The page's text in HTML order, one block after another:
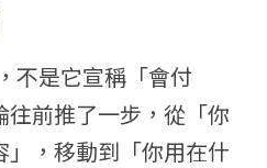
不是它宣稱「會付
前推了一步，從「你
，移動到「你用在什